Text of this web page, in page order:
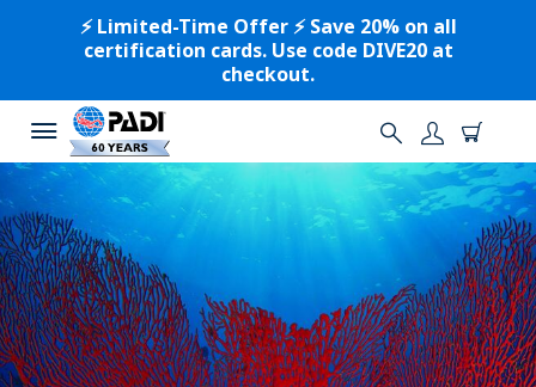
⚡️ Limited-Time Offer ⚡️ Save 20% on all
certification cards. Use code DIVE20 at
checkout.